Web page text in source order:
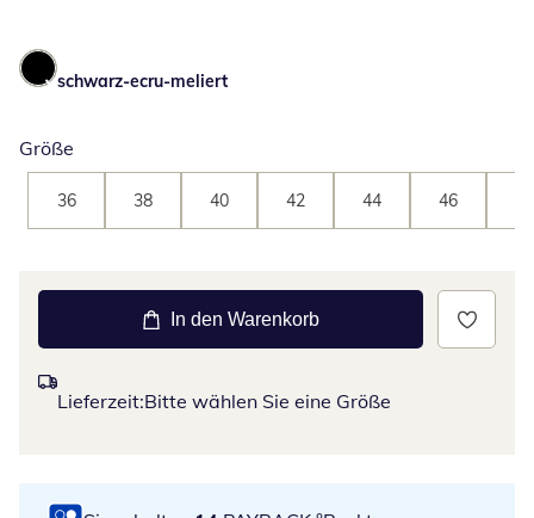
schwarz-ecru-meliert
Größe
36 38 40 42 44 46
In den Warenkorb
Lieferzeit:Bitte wählen Sie eine Größe